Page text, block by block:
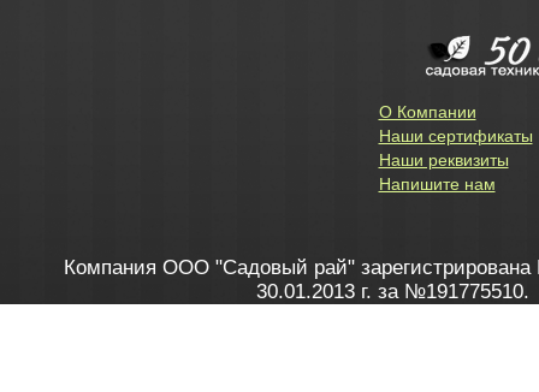
О Компании
Наши сертификаты
Наши реквизиты
Напишите нам
Компания ООО "Садовый рай" зарегистрирована
30.01.2013 г. за №191775510.